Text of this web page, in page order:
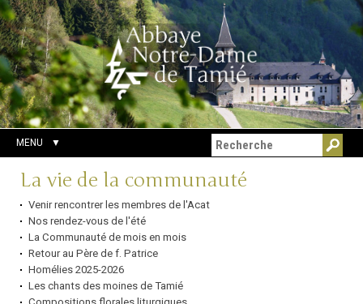
Aller
au
contenu.
|
Aller
à
la
navigation
Outils
personnels
Chercher par
Recherche
avancée…
MENU
Navigation
La vie de la communauté
Venir rencontrer les membres de l'Acat
Nos rendez-vous de l'été
La Communauté de mois en mois
Retour au Père de f. Patrice
Homélies 2025-2026
Les chants des moines de Tamié